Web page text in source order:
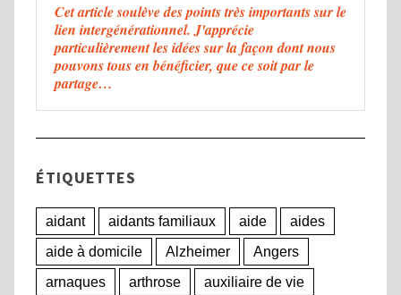
Cet article soulève des points très importants sur le
lien intergénérationnel. J'apprécie
particulièrement les idées sur la façon dont nous
pouvons tous en bénéficier, que ce soit par le
partage…
ÉTIQUETTES
aidant aidants familiaux aide
aides
aide à domicile
Alzheimer
Angers
arnaques
arthrose
auxiliaire de vie